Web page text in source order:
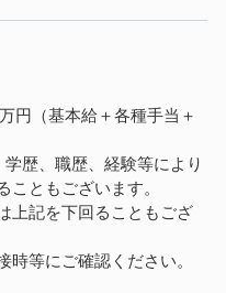
円（基本給＋各種手当＋
歴、職歴、経験等により
こともございます。
上記を下回ることもござ
等にご確認ください。